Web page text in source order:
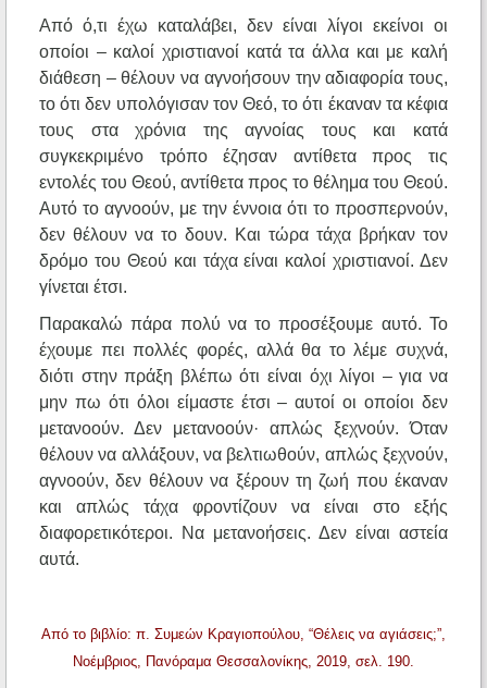
Από ό,τι έχω καταλάβει, δεν είναι λίγοι εκείνοι οι
οποίοι – καλοί χριστιανοί κατά τα άλλα και με καλή
διάθεση – θέλουν να αγνοήσουν την αδιαφορία τους,
το ότι δεν υπολόγισαν τον Θεό, το ότι έκαναν τα κέφια
τους στα χρόνια της αγνοίας τους και κατά
συγκεκριμένο τρόπο έζησαν αντίθετα προς τις
εντολές του Θεού, αντίθετα προς το θέλημα του Θεού.
Αυτό το αγνοούν, με την έννοια ότι το προσπερνούν,
δεν θέλουν να το δουν. Και τώρα τάχα βρήκαν τον
δρόμο του Θεού και τάχα είναι καλοί χριστιανοί. Δεν
γίνεται έτσι.
Παρακαλώ πάρα πολύ να το προσέξουμε αυτό. Το
έχουμε πει πολλές φορές, αλλά θα το λέμε συχνά,
διότι στην πράξη βλέπω ότι είναι όχι λίγοι – για να
μην πω ότι όλοι είμαστε έτσι – αυτοί οι οποίοι δεν
μετανοούν. Δεν μετανοούν· απλώς ξεχνούν. Όταν
θέλουν να αλλάξουν, να βελτιωθούν, απλώς ξεχνούν,
αγνοούν, δεν θέλουν να ξέρουν τη ζωή που έκαναν
και απλώς τάχα φροντίζουν να είναι στο εξής
διαφορετικότεροι. Να μετανοήσεις. Δεν είναι αστεία
αυτά.
Από το βιβλίο: π. Συμεών Κραγιοπούλου, “Θέλεις να αγιάσεις;”,
Νοέμβριος, Πανόραμα Θεσσαλονίκης, 2019, σελ. 190.